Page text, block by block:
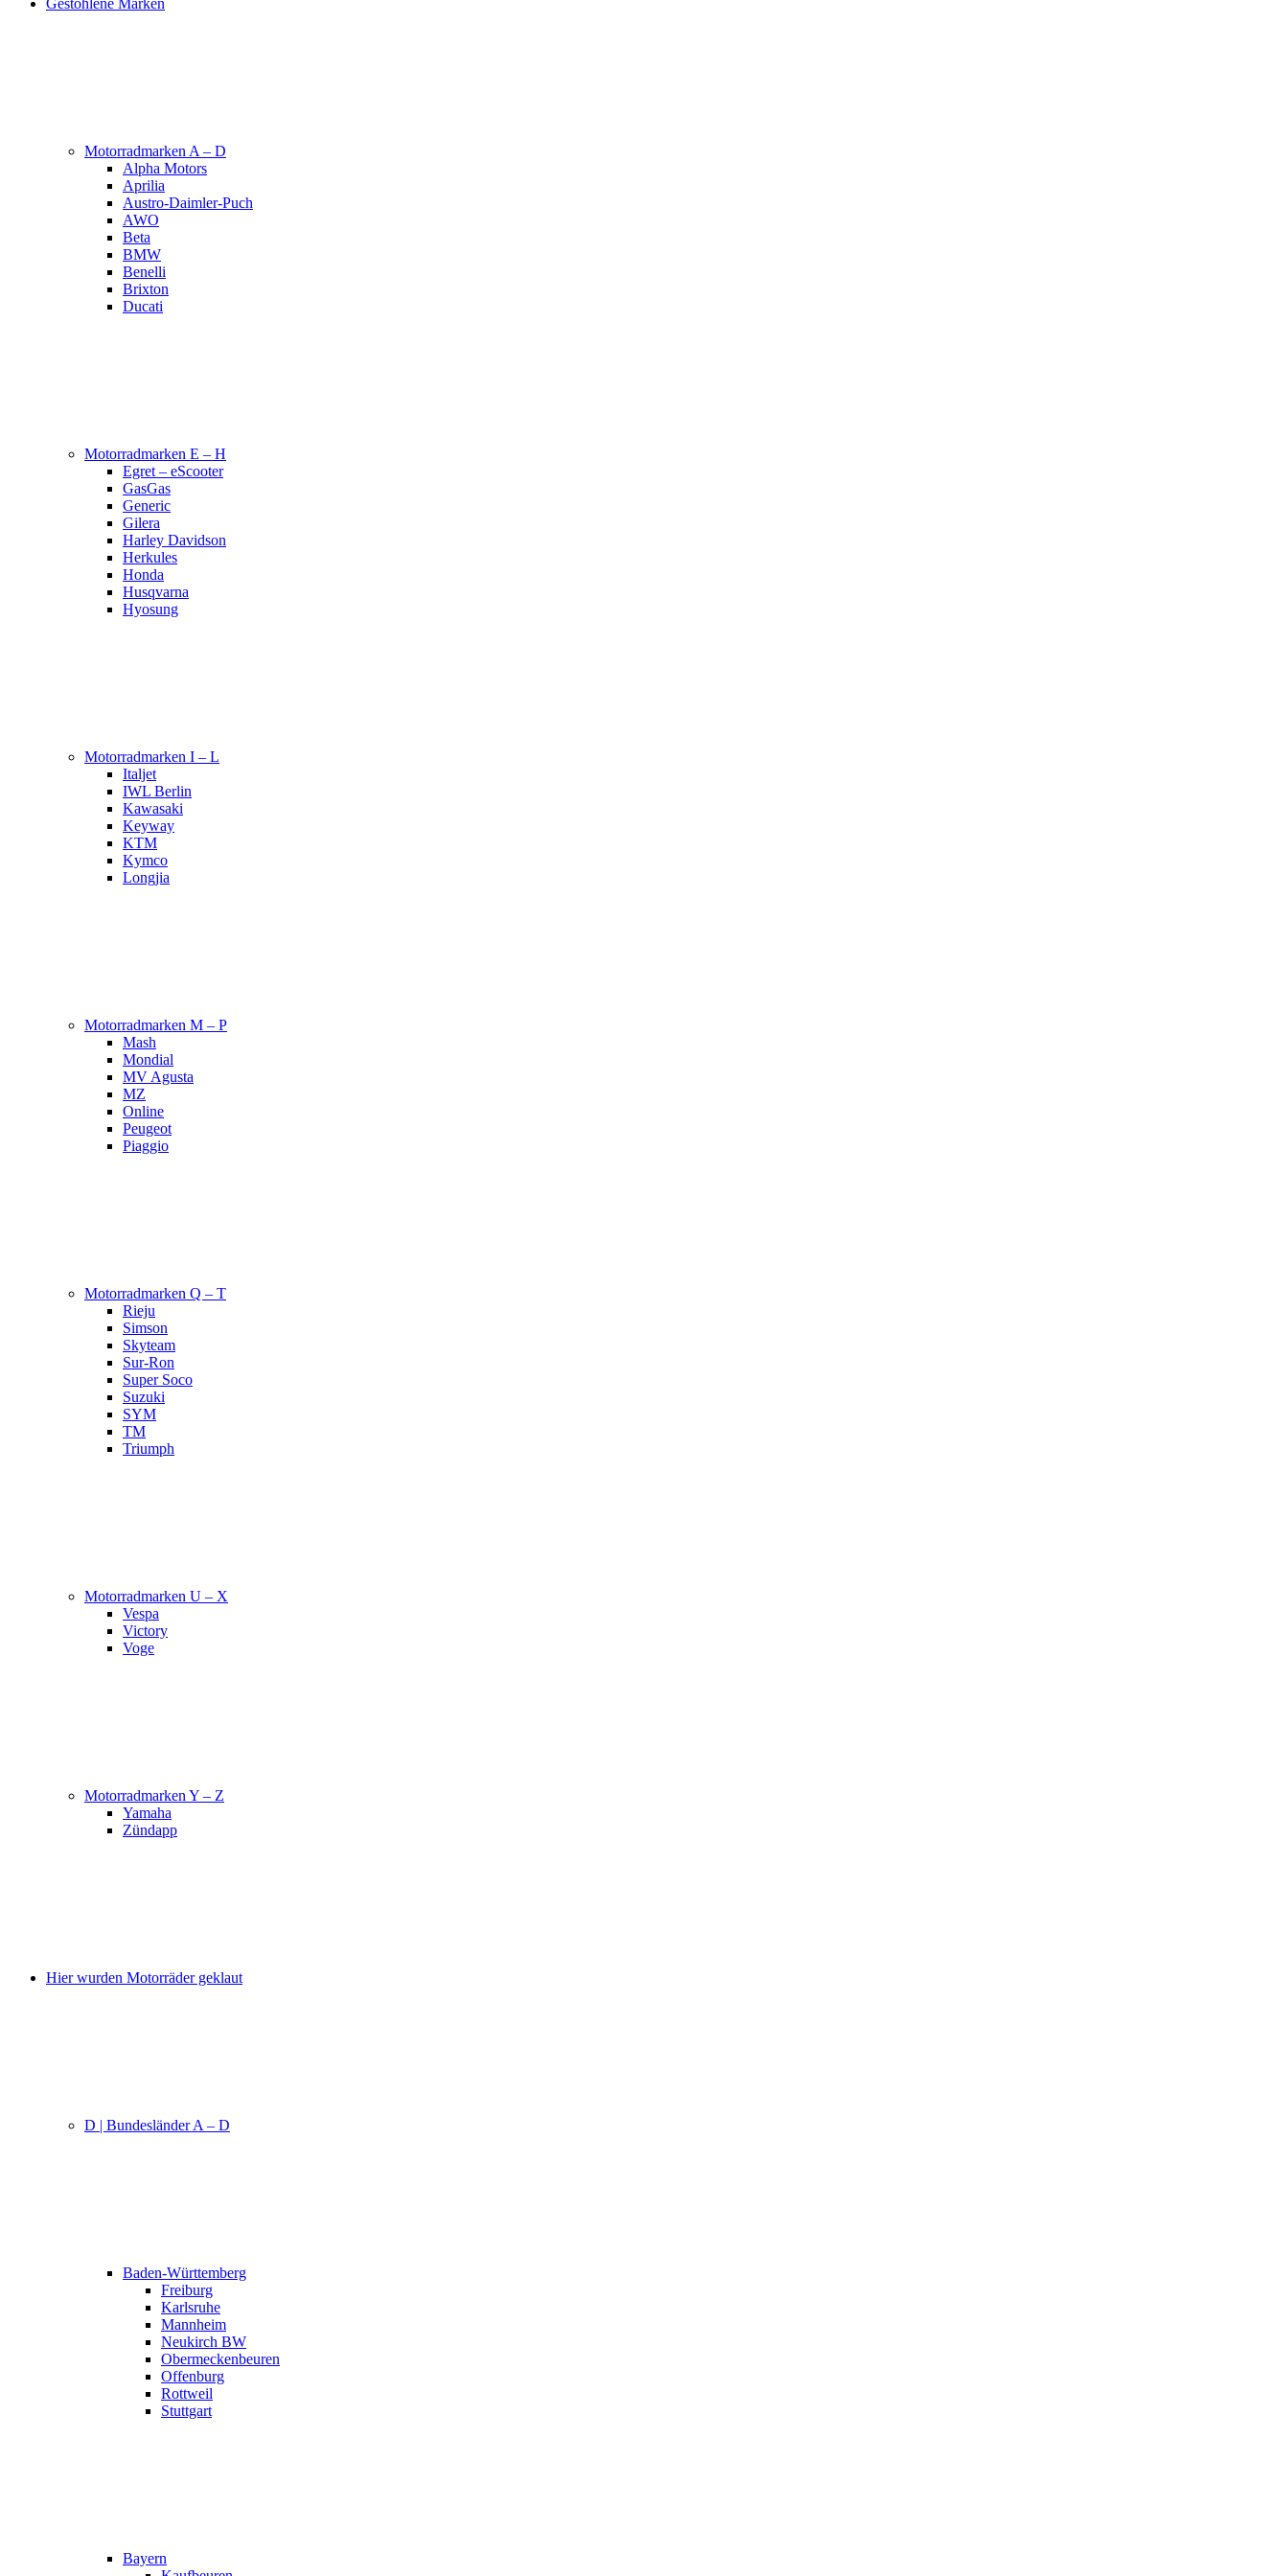
Gestohlene Marken
Motorradmarken A – D
Alpha Motors
Aprilia
Austro-Daimler-Puch
AWO
Beta
BMW
Benelli
Brixton
Ducati
Motorradmarken E – H
Egret – eScooter
GasGas
Generic
Gilera
Harley Davidson
Herkules
Honda
Husqvarna
Hyosung
Motorradmarken I – L
Italjet
IWL Berlin
Kawasaki
Keyway
KTM
Kymco
Longjia
Motorradmarken M – P
Mash
Mondial
MV Agusta
MZ
Online
Peugeot
Piaggio
Motorradmarken Q – T
Rieju
Simson
Skyteam
Sur-Ron
Super Soco
Suzuki
SYM
TM
Triumph
Motorradmarken U – X
Vespa
Victory
Voge
Motorradmarken Y – Z
Yamaha
Zündapp
Hier wurden Motorräder geklaut
D | Bundesländer A – D
Baden-Württemberg
Freiburg
Karlsruhe
Mannheim
Neukirch BW
Obermeckenbeuren
Offenburg
Rottweil
Stuttgart
Bayern